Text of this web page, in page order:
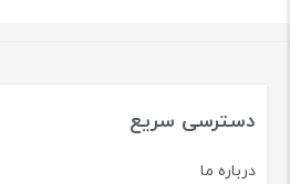
دسترسی سریع
درباره ما